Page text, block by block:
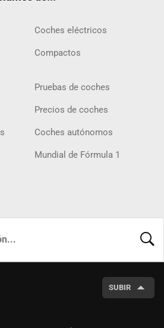
Coches eléctricos
Compactos
Pruebas de coches
Precios de coches
Coches autónomos
Mundial de Fórmula 1
SUBIR